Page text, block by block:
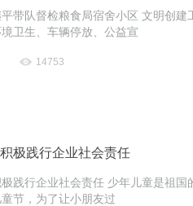
带队督检粮食局宿舍小区 文明创
卫生、车辆停放、公益宣
14753
极践行企业社会责任
践行企业社会责任 少年儿童是祖
节，为了让小朋友过